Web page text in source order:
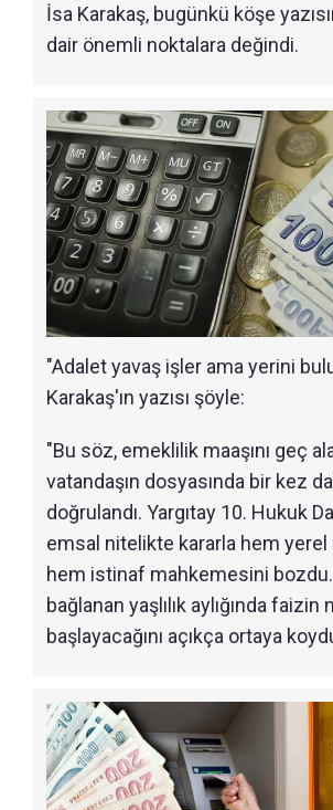
İsa Karakaş, bugünkü köşe
dair önemli noktalara değindi.
"Adalet yavaş işler ama yerini
Karakaş'ın yazısı şöyle:
"Bu söz, emeklilik maaşını geç
vatandaşın dosyasında bir kez
doğrulandı. Yargıtay 10. Hukuk
emsal nitelikte kararla hem
hem istinaf mahkemesini bozdu.
bağlanan yaşlılık aylığında faizin
başlayacağını açıkça ortaya